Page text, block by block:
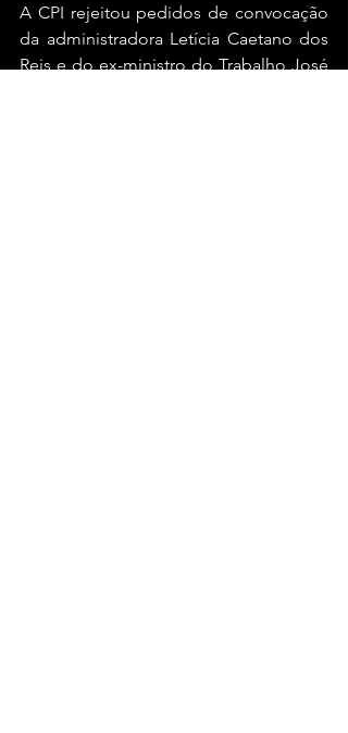
A CPI rejeitou pedidos de convocação
da administradora Letícia Caetano dos
Reis e do ex-ministro do Trabalho José